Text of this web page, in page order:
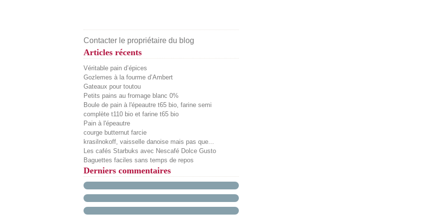
Contacter le propriétaire du blog
Articles récents
Véritable pain d’épices
Gozlemes à la fourme d’Ambert
Gateaux pour toutou
Petits pains au fromage blanc 0%
Boule de pain à l'épeautre t65 bio, farine semi
complète t110 bio et farine t65 bio
Pain à l'épeautre
courge butternut farcie
krasilnokoff, vaisselle danoise mais pas que...
Les cafés Starbuks avec Nescafé Dolce Gusto
Baguettes faciles sans temps de repos
Derniers commentaires